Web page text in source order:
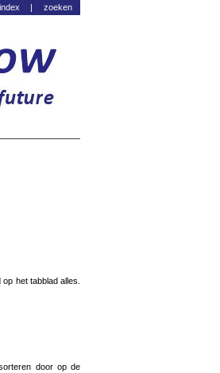
index | zoeken
het tabblad alles.
door op de